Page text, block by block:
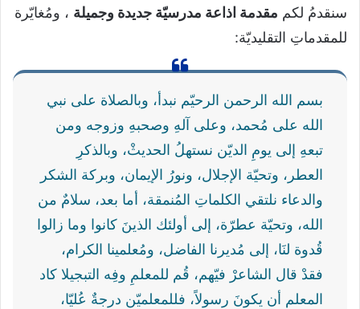
سنقدمُ لكم مقدمة اذاعة مدرسيّة جديدة وجميلة ، ومُغايّرة
للمقدماتِ التقليديّة:
بسم الله الرحمن الرحيّم نبدأ، وبالصلاة على نبي
الله على مُحمد، وعلى آلهِ وصحبهِ وزوجه ومن
تبعهِ إلى يومِ الديّن نستهلُ الحديثْ، وبالذكرِ
العطر، وتحيّة الإجلال، ونورُ الإيمان، وبركة الشكر
والدعاء نلتقي الكلماتِ المُنمقة، أما بعد، سلامٌ من
الله، وتحيّة عطرّة، إلى أولئك الذينَ كانوا وما زالوا
قُدوة لنَا، إلى مُديرنا الفاضل، ومُعلمينا الكرام،
فقدْ قال الشاعرْ فيّهم، قُم للمعلمِ وفِه التبجيلا كاد
المعلم أن يكونَ رسولاً، فللمعلميّن درجةٌ عُليّا،